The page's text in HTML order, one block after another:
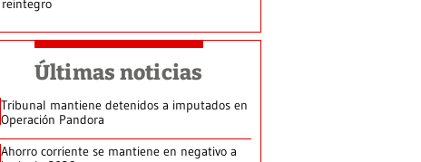
Últimas noticias
Tribunal mantiene detenidos a imputados en
Operación Pandora
Ahorro corriente se mantiene en negativo a